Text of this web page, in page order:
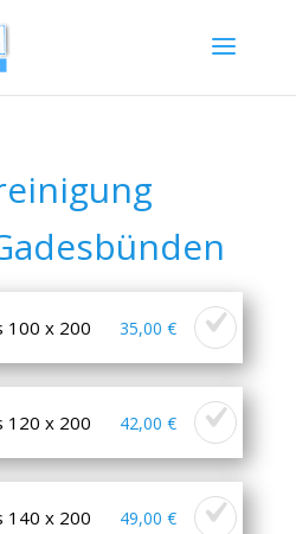
100 x 200 35,00 €
120 x 200 42,00 €
140 x 200 49,00 €